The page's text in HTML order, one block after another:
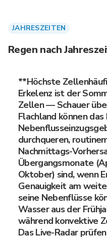
JAHRESZEITEN
Regen nach
**Höchste
Erkelenz ist der
Zellen — Schauer
Flachland können das
durchqueren,
Nachmittags-
Übergangsmonate
Oktober) sind, wenn
Genauigkeit am
seine Nebenflüsse
Wasser aus der
während konvektive
Das Live-Radar